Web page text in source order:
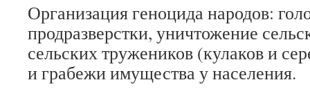
Организация геноцида народов:
продразверстки, уничтожение
сельских тружеников (кулаков и
и грабежи имущества у населения.